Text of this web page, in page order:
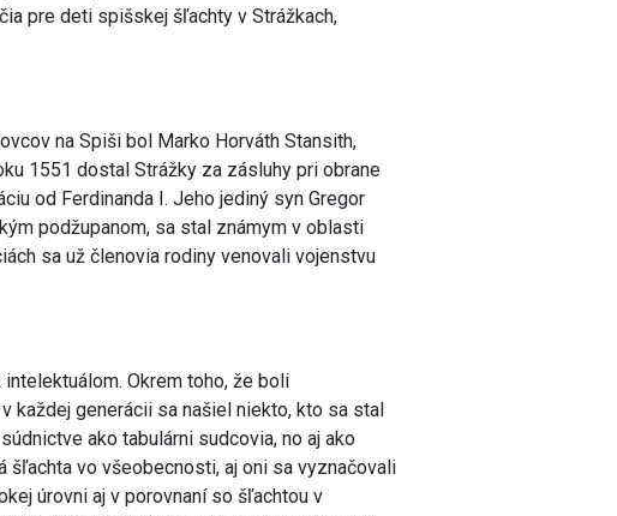
pre deti spišskej šľachty v Strážkach,
na Spiši bol Marko Horváth Stansith,
1551 dostal Strážky za zásluhy pri obrane
od Ferdinanda I. Jeho jediný syn Gregor
podžupanom, sa stal známym v oblasti
sa už členovia rodiny venovali vojenstvu
Okrem toho, že boli
každej generácii sa našiel niekto, kto sa stal
ako tabulárni sudcovia, no aj ako
vo všeobecnosti, aj oni sa vyznačovali
úrovni aj v porovnaní so šľachtou v